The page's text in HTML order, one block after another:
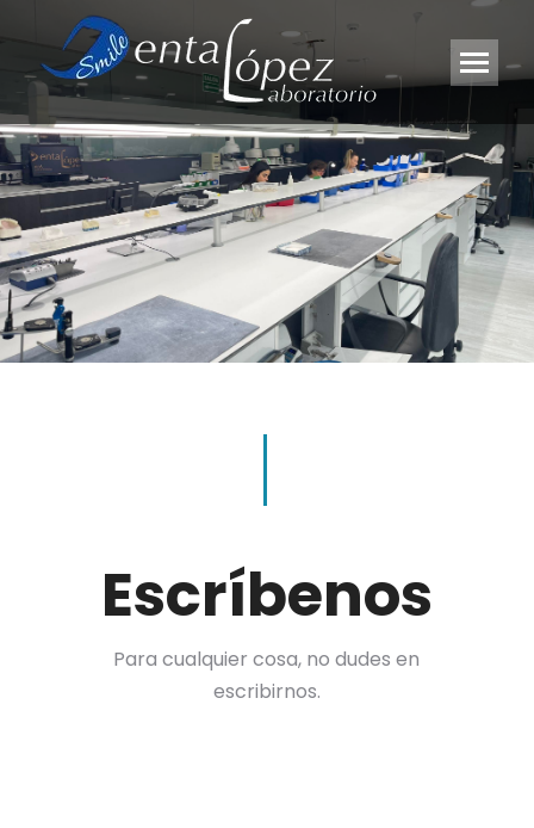
Escríbenos
Para cualquier cosa, no dudes en
escribirnos.